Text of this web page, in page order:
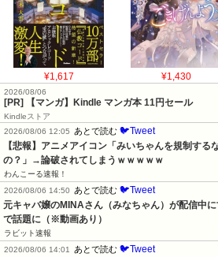
¥1,617 ¥1,430
2026/08/06
[PR] 【マンガ】Kindle マンガ本 11円セール
Kindleストア
2026/08/06 12:05
あとで読む 🐦Tweet
【悲報】アニメアイコン「みいちゃんを規制する
の？」→論破されてしまうｗｗｗｗｗ
わんこーる速報！
2026/08/06 14:50
あとで読む 🐦Tweet
元キャバ嬢のMINAさん（みなちゃん）が配信中
で話題に（※動画あり）
ラビット速報
2026/08/06 14:01
あとで読む 🐦Tweet